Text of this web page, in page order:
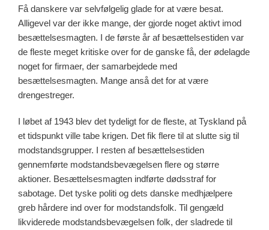
Få danskere var selvfølgelig glade for at være besat.
Alligevel var der ikke mange, der gjorde noget aktivt imod
besættelsesmagten. I de første år af besættelsestiden var
de fleste meget kritiske over for de ganske få, der ødelagde
noget for firmaer, der samarbejdede med
besættelsesmagten. Mange anså det for at være
drengestreger.
I løbet af 1943 blev det tydeligt for de fleste, at Tyskland på
et tidspunkt ville tabe krigen. Det fik flere til at slutte sig til
modstandsgrupper. I resten af besættelsestiden
gennemførte modstandsbevægelsen flere og større
aktioner. Besættelsesmagten indførte dødsstraf for
sabotage. Det tyske politi og dets danske medhjælpere
greb hårdere ind over for modstandsfolk. Til gengæld
likviderede modstandsbevægelsen folk, der sladrede til